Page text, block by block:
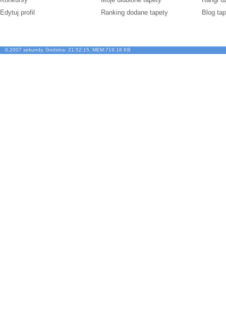
Edytuj profil
Ranking dodane tapety
Blog
0.2007 sekundy, Godzina: 21:52:15, MEM:719.18 KB